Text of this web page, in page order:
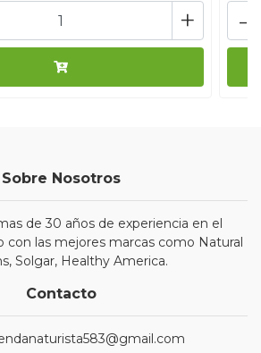
+ -
Sobre Nosotros
de 30 años de experiencia en el
con las mejores marcas como Natural
Solgar, Healthy America.
Contacto